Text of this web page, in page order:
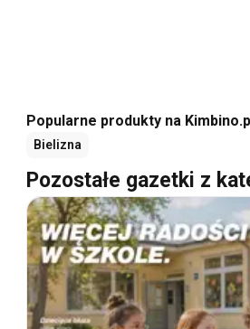
Popularne produkty na
Bielizna
Pozostałe gazetki z